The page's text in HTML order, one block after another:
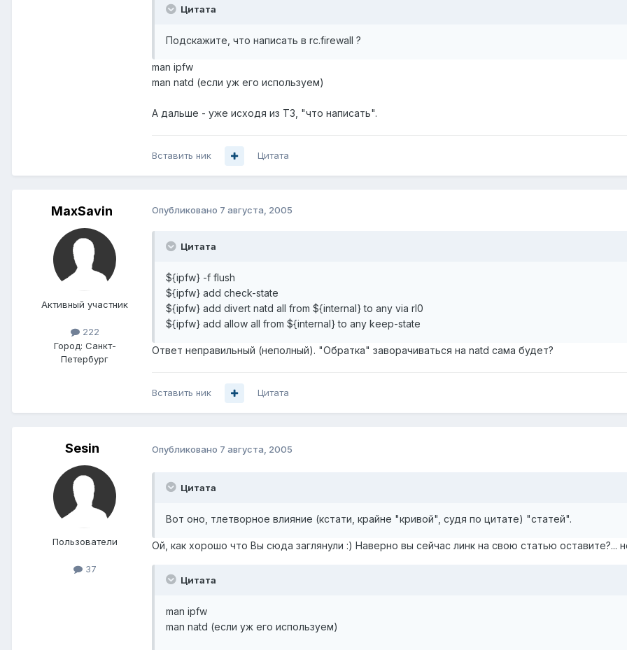
Цитата
Подскажите, что написать в rc.firewall ?
man ipfw
man natd (если уж его используем)
А дальше - уже исходя из ТЗ, "что написать".
Вставить ник Цитата
MaxSavin
Активный участник
222
Город: Санкт-
Петербург
Опубликовано 7 августа, 2005
Цитата
${ipfw} -f flush
${ipfw} add check-state
${ipfw} add divert natd all from ${internal} to any via rl0
${ipfw} add allow all from ${internal} to any keep-state
Ответ неправильный (неполный). "Обратка" заворачиваться на natd сама будет?
Вставить ник Цитата
Sesin
Пользователи
37
Опубликовано 7 августа, 2005
Цитата
Вот оно, тлетворное влияние (кстати, крайне "кривой", судя по цитате) "статей".
Ой, как хорошо что Вы сюда заглянули :) Наверно вы сейчас линк на свою статью оставите?...
Цитата
man ipfw
man natd (если уж его используем)